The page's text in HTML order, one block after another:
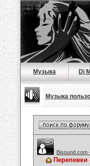
Музыка Dj
Музыка
Bisound.com
Перепевки